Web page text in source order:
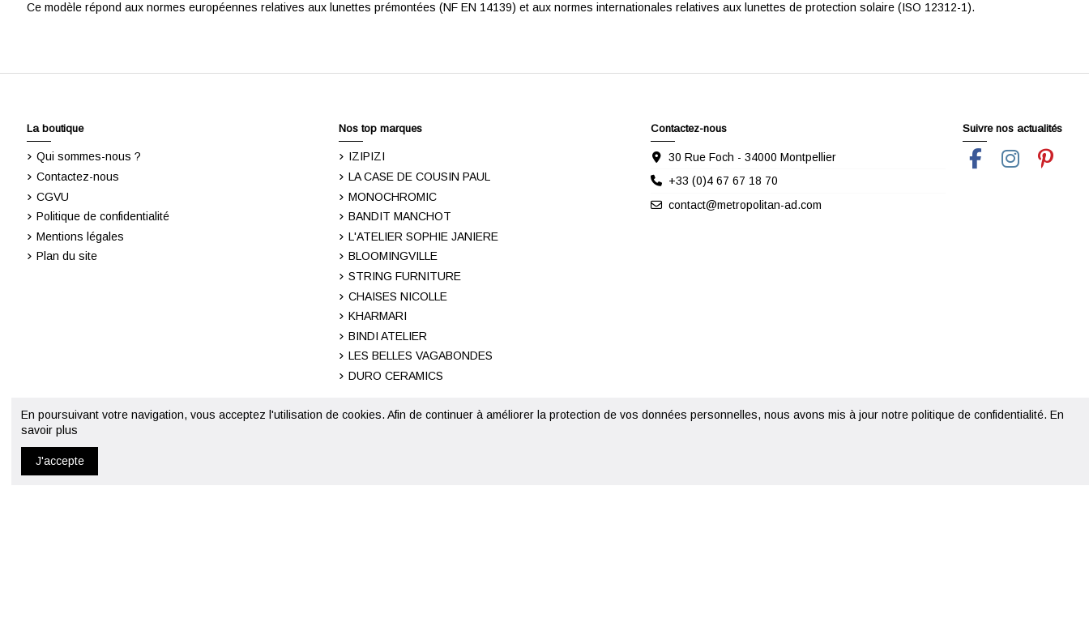
Ce modèle répond aux normes européennes relatives aux lunettes prémontées (NF EN 14139) et aux normes internationales relatives aux lunettes de protection solaire (ISO 12312-1).
La boutique
Qui sommes-nous ?
Contactez-nous
CGVU
Politique de confidentialité
Mentions légales
Plan du site
Nos top marques
IZIPIZI
LA CASE DE COUSIN PAUL
MONOCHROMIC
BANDIT MANCHOT
L'ATELIER SOPHIE JANIERE
BLOOMINGVILLE
STRING FURNITURE
CHAISES NICOLLE
KHARMARI
BINDI ATELIER
LES BELLES VAGABONDES
DURO CERAMICS
Contactez-nous
30 Rue Foch - 34000 Montpellier
+33 (0)4 67 67 18 70
contact@metropolitan-ad.com
Suivre nos actualités
En poursuivant votre navigation, vous acceptez l'utilisation de cookies. Afin de continuer à améliorer la protection de vos données personnelles, nous avons mis à jour notre politique de confidentialité. En
savoir plus
J'accepte